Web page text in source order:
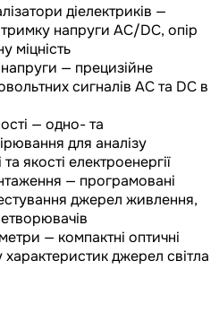
діелектриків —
напруги AC/DC, опір
міцність
— прецизійне
сигналів AC та DC в
— одно- та
для аналізу
якості електроенергії
— програмовані
джерел живлення,
— компактні оптичні
джерел світла